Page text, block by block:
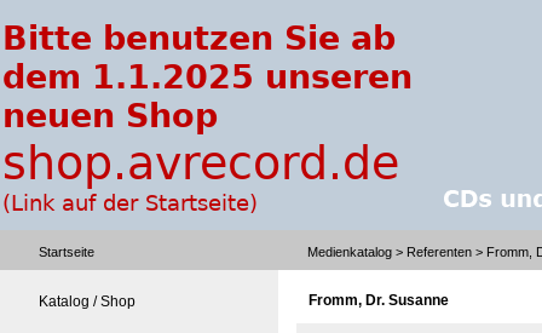
Startseite Medienkatalog > Referenten > Fromm,
Katalog / Shop Fromm, Dr. Susanne